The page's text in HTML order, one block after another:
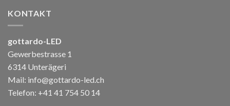
KONTAKT
gottardo-LED
Gewerbestrasse 1
6314 Unterägeri
Mail: info@gottardo-led.ch
Telefon: +41 41 754 50 14